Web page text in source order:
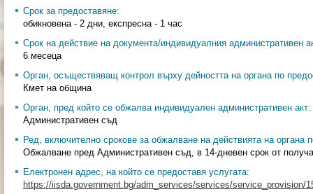
Срок за предоставяне:
обикновена - 2 дни, експресна - 1 час
Срок на действие на документа/индивидуалния административен
6 месеца
Орган, осъществяващ контрол върху дейността на органа по
Кмет на община
Орган, пред който се обжалва индивидуален административен акт:
Административен съд
Ред, включително срокове за обжалване на действията на органа
Обжалване пред Административен съд, в 14-дневен срок от
Електронен адрес, на който се предоставя услугата:
https://iisda.government.bg/adm_services/services/service_provision/